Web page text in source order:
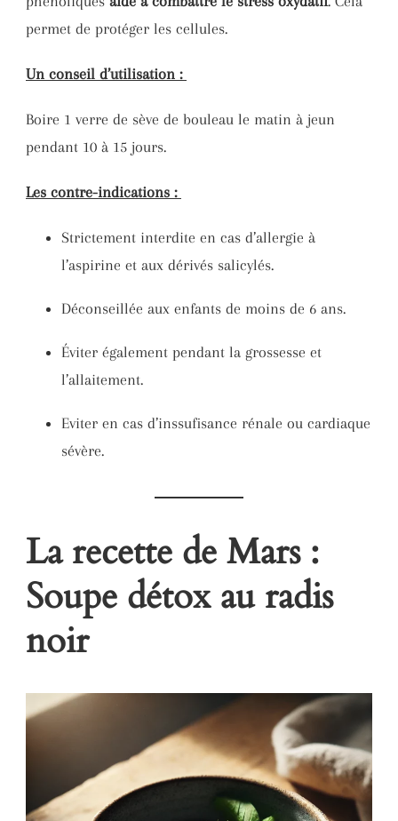
permet de protéger les cellules.
Un conseil d’utilisation :
Boire 1 verre de sève de bouleau le matin à jeun
pendant 10 à 15 jours.
Les contre-indications :
Strictement interdite en cas d’allergie à
l’aspirine et aux dérivés salicylés.
Déconseillée aux enfants de moins de 6 ans.
Éviter également pendant la grossesse et
l’allaitement.
Eviter en cas d’inssufisance rénale ou cardiaque
sévère.
La recette de Mars :
Soupe détox au radis
noir